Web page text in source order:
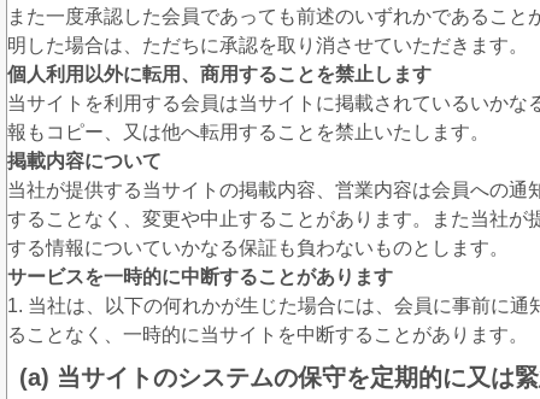
また一度承認した会員であっても前述のいずれかであること
明した場合は、ただちに承認を取り消させていただきます。
個人利用以外に転用、商用することを禁止します
当サイトを利用する会員は当サイトに掲載されているいかな
報もコピー、又は他へ転用することを禁止いたします。
掲載内容について
当社が提供する当サイトの掲載内容、営業内容は会員への通
することなく、変更や中止することがあります。また当社が
する情報についていかなる保証も負わないものとします。
サービスを一時的に中断することがあります
1. 当社は、以下の何れかが生じた場合には、会員に事前に通
ることなく、一時的に当サイトを中断することがあります。
(a) 当サイトのシステムの保守を定期的に又は